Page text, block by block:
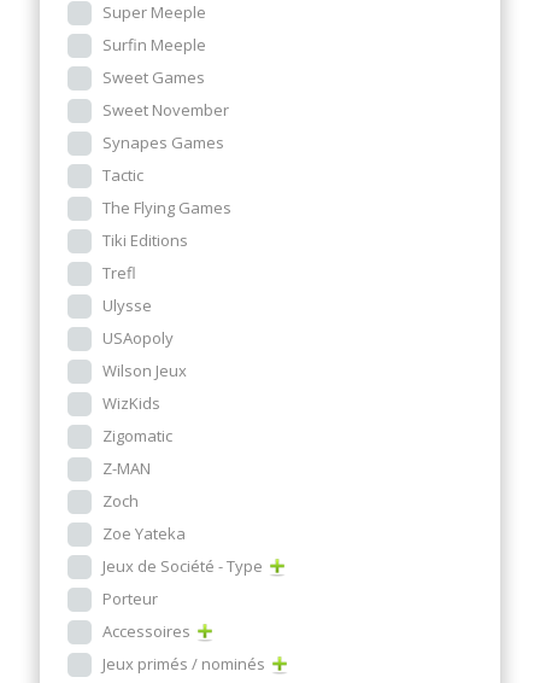
Super Meeple
Surfin Meeple
Sweet Games
Sweet November
Synapes Games
Tactic
The Flying Games
Tiki Editions
Trefl
Ulysse
USAopoly
Wilson Jeux
WizKids
Zigomatic
Z-MAN
Zoch
Zoe Yateka
Jeux de Société - Type
Porteur
Accessoires
Jeux primés / nominés